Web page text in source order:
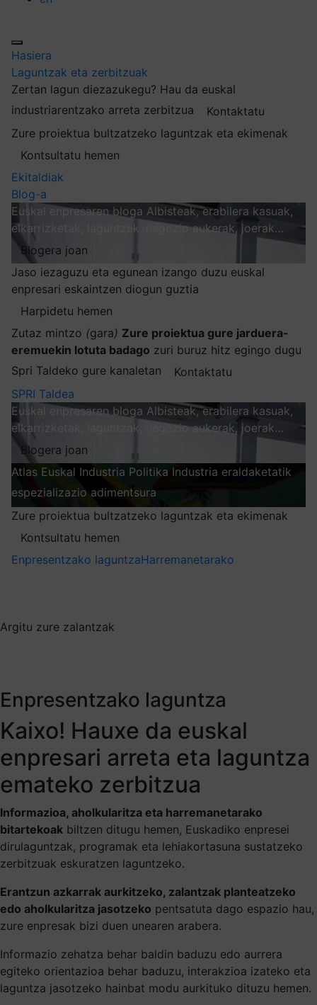
Hasiera
Laguntzak eta zerbitzuak
Zertan lagun diezazukegu? Hau da euskal
industriarentzako arreta zerbitzua
Kontaktatu
Zure proiektua bultzatzeko laguntzak eta ekimenak
Kontsultatu hemen
Ekitaldiak
Blog-a
Euskal enpresaren bloga Albisteak, erabilera kasuak,
elkarrizketak, laguntzak, negozio aukerak, joerak…
Blogera joan
Jaso iezaguzu eta egunean izango duzu euskal
enpresari eskaintzen diogun guztia
Harpidetu hemen
Zutaz mintzo (gara) Zure proiektua gure jarduera-
eremuekin lotuta badago zuri buruz hitz egingo dugu
Spri Taldeko gure kanaletan
Kontaktatu
SPRI Taldea
Euskal enpresaren bloga Albisteak, erabilera kasuak,
elkarrizketak, laguntzak, negozio aukerak, joerak…
Blogera joan
Atlas Euskal Industria Politika Industria eraldaketatik
espezializazio adimentsura
Zure proiektua bultzatzeko laguntzak eta ekimenak
Kontsultatu hemen
Enpresentzako laguntzaHarremanetarako
Argitu zure zalantzak
Enpresentzako laguntza
Kaixo! Hauxe da euskal
enpresari arreta eta laguntza
emateko zerbitzua
Informazioa, aholkularitza eta harremanetarako
bitartekoak biltzen ditugu hemen, Euskadiko enpresei
dirulaguntzak, programak eta lehiakortasuna sustatzeko
zerbitzuak eskuratzen laguntzeko.
Erantzun azkarrak aurkitzeko, zalantzak planteatzeko
edo aholkularitza jasotzeko pentsatuta dago espazio hau,
zure enpresak bizi duen unearen arabera.
Informazio zehatza behar baldin baduzu edo aurrera
egiteko orientazioa behar baduzu, interakzioa izateko eta
laguntza jasotzeko hainbat modu aurkituko dituzu hemen.